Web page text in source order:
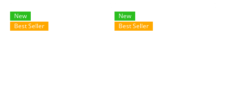
New
Best Seller
New
Best Seller